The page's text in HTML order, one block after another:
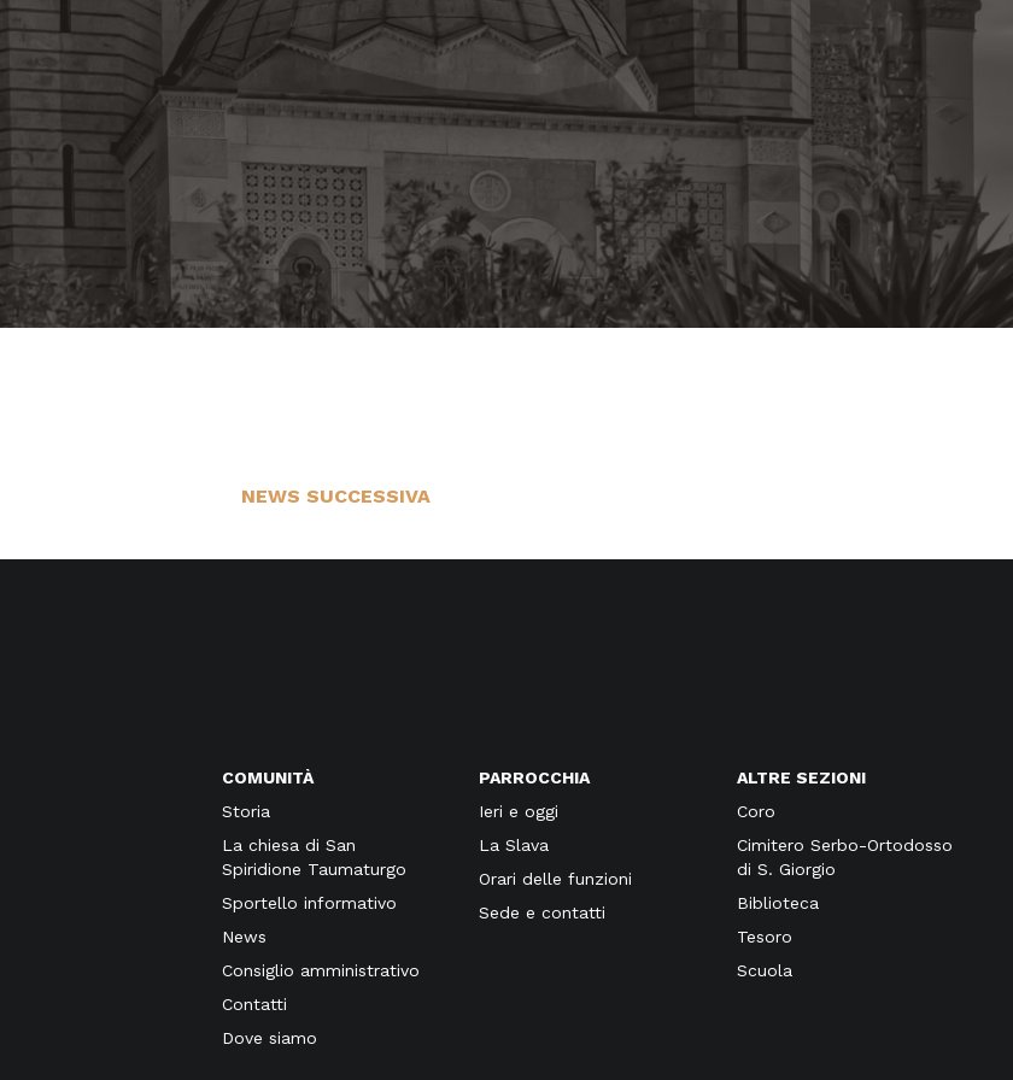
NEWS SUCCESSIVA
COMUNITÀ
Storia
La chiesa di San
Spiridione Taumaturgo
Sportello informativo
News
Consiglio amministrativo
Contatti
Dove siamo
PARROCCHIA
Ieri e oggi
La Slava
Orari delle funzioni
Sede e contatti
ALTRE SEZIONI
Coro
Cimitero Serbo-Ortodosso
di S. Giorgio
Biblioteca
Tesoro
Scuola